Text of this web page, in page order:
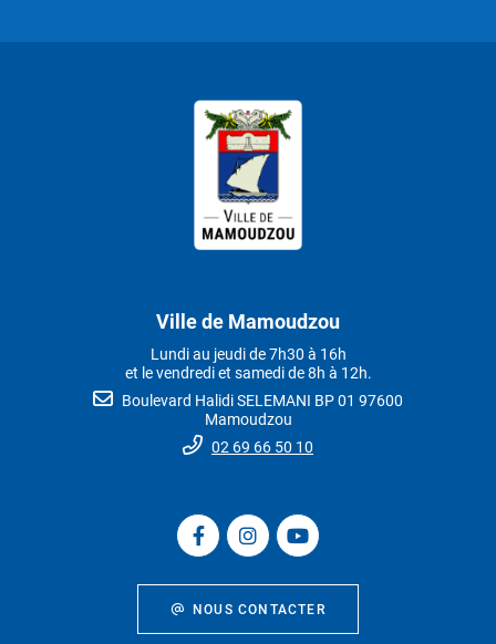
Ville de Mamoudzou
Lundi au jeudi de 7h30 à 16h
et le vendredi et samedi de 8h à 12h.
Boulevard Halidi SELEMANI BP 01 97600
Mamoudzou
02 69 66 50 10
NOUS CONTACTER